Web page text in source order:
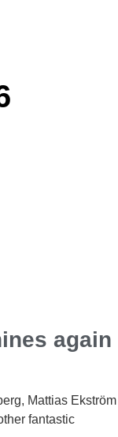
again
Mattias Ekström
fantastic